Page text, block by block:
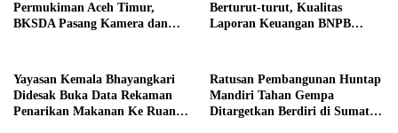
Permukiman Aceh Timur,
BKSDA Pasang Kamera dan
Berturut-turut, Kualitas
Laporan Keuangan BNPB
Yayasan Kemala Bhayangkari
Didesak Buka Data Rekaman
Penarikan Makanan Ke Ruang
Ratusan Pembangunan Huntap
Mandiri Tahan Gempa
Ditargetkan Berdiri di Sumatra